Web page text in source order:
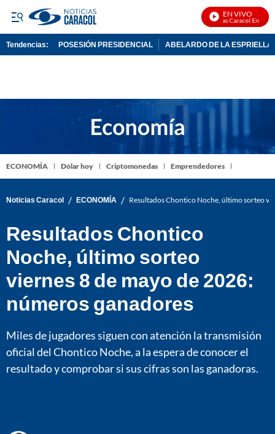
EN VIVO
Noticias Caracol En Vivo
Tendencias: POSESIÓN PRESIDENCIAL ABELARDO DE LA ESPRIELLA
ECONOMÍA Dólar hoy Criptomonedas Emprendedores
Noticias Caracol / ECONOMÍA / Resultados Chontico Noche, último sorteo
Resultados Chontico
Noche, último sorteo
viernes 8 de mayo de 2026:
números ganadores
Miles de jugadores siguen con atención la transmisión
oficial del Chontico Noche, a la espera de conocer el
resultado y comprobar si sus cifras son las ganadoras.